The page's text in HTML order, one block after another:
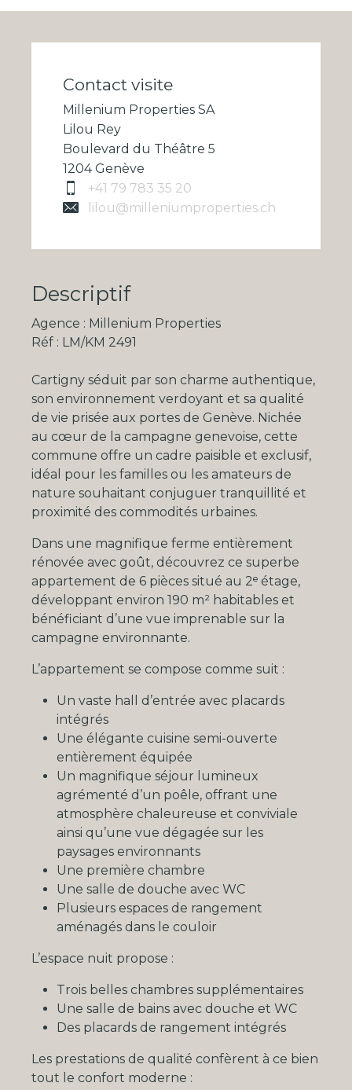
Contact visite
Millenium Properties SA
Lilou Rey
Boulevard du Théâtre 5
1204 Genève
+41 79 783 35 20
lilou@milleniumproperties.ch
Descriptif
Agence : Millenium Properties
Réf : LM/KM 2491
Cartigny séduit par son charme authentique,
son environnement verdoyant et sa qualité
de vie prisée aux portes de Genève. Nichée
au cœur de la campagne genevoise, cette
commune offre un cadre paisible et exclusif,
idéal pour les familles ou les amateurs de
nature souhaitant conjuguer tranquillité et
proximité des commodités urbaines.
Dans une magnifique ferme entièrement
rénovée avec goût, découvrez ce superbe
appartement de 6 pièces situé au 2ᵉ étage,
développant environ 190 m² habitables et
bénéficiant d’une vue imprenable sur la
campagne environnante.
L’appartement se compose comme suit :
Un vaste hall d’entrée avec placards
intégrés
Une élégante cuisine semi-ouverte
entièrement équipée
Un magnifique séjour lumineux
agrémenté d’un poêle, offrant une
atmosphère chaleureuse et conviviale
ainsi qu’une vue dégagée sur les
paysages environnants
Une première chambre
Une salle de douche avec WC
Plusieurs espaces de rangement
aménagés dans le couloir
L’espace nuit propose :
Trois belles chambres supplémentaires
Une salle de bains avec douche et WC
Des placards de rangement intégrés
Les prestations de qualité confèrent à ce bien
tout le confort moderne :